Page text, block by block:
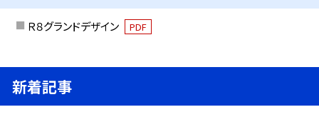
Ｒ８グランドデザイン PDF
新着記事